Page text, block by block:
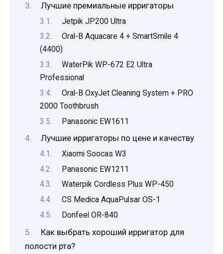
Лучшие премиальные ирригаторы
Jetpik JP200 Ultra
Oral-B Aquacare 4 + SmartSmile 4
(4400)
WaterPik WP-672 E2 Ultra
Professional
Oral-B OxyJet Cleaning System + PRO
2000 Toothbrush
Panasonic EW1611
Лучшие ирригаторы по цене и качеству
Xiaomi Soocas W3
Panasonic EW1211
Waterpik Cordless Plus WP-450
CS Medica AquaPulsar OS-1
Donfeel OR-840
Как выбрать хороший ирригатор для
полости рта?